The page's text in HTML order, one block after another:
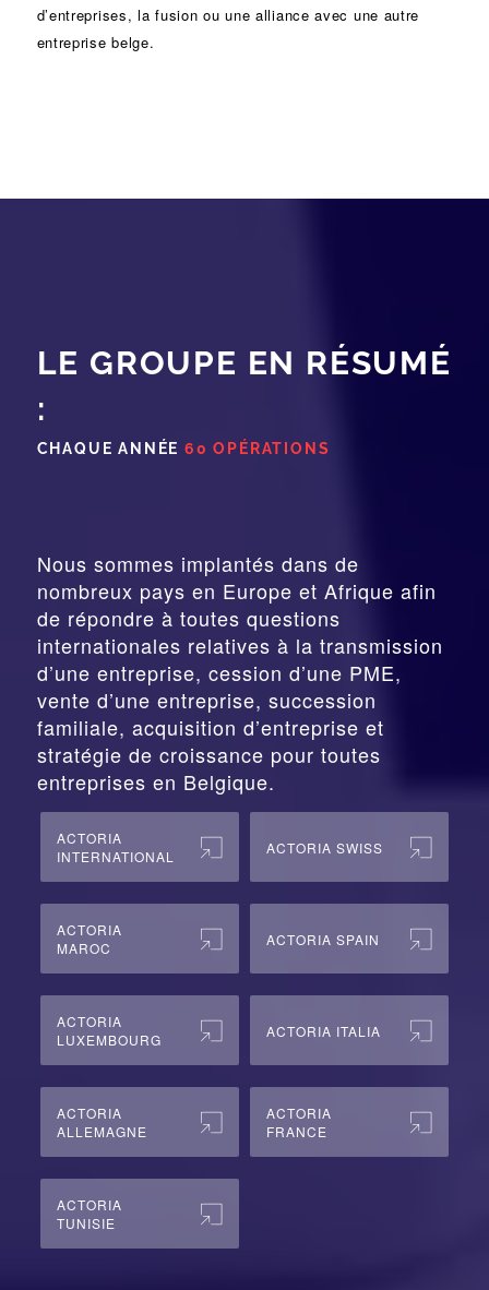
d’entreprises, lafusion ou unealliance avec une autre
entreprise belge.
LE GROUPE EN RÉSUMÉ
:
CHAQUE ANNÉE 60 OPÉRATIONS
Nous sommes implantés dans de
nombreux pays en Europe et Afrique afin
de répondre à toutes questions
internationales relatives à la transmission
d’une entreprise, cession d’une PME,
vente d’une entreprise, succession
familiale, acquisition d’entreprise et
stratégie de croissance pour toutes
entreprises en Belgique.
ACTORIA
INTERNATIONAL
ACTORIA SWISS
ACTORIA
MAROC
ACTORIA SPAIN
ACTORIA
LUXEMBOURG
ACTORIA ITALIA
ACTORIA
ALLEMAGNE
ACTORIA
FRANCE
ACTORIA
TUNISIE